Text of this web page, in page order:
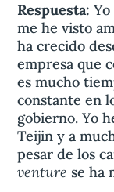
Respuesta:
me he visto
ha crecido
empresa que
es mucho
constante en
gobierno. Yo
Teijin y a
pesar de los
venture se ha